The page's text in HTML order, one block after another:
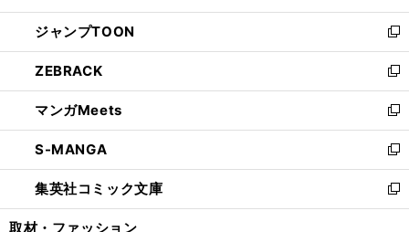
開
く
ウ
で
開
く
ン
ド
ウ
で
開
く
ウ
ィ
ン
ド
ウ
で
開
く
し
い
ウ
ィ
ン
ド
ウ
で
開
く
ジャンプTOON
新
し
い
ウ
ィ
ン
ド
ウ
で
開
ZEBRACK
新
し
い
ウ
ィ
ン
ド
ウ
マンガMeets
新
し
い
ウ
ィ
ン
S-MANGA
新
し
い
ウ
集英社コミック文庫
新
し
取材・ファッション